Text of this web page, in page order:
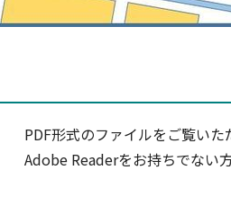
PDF形式のファイルをご覧い
Adobe Readerをお持ちでない